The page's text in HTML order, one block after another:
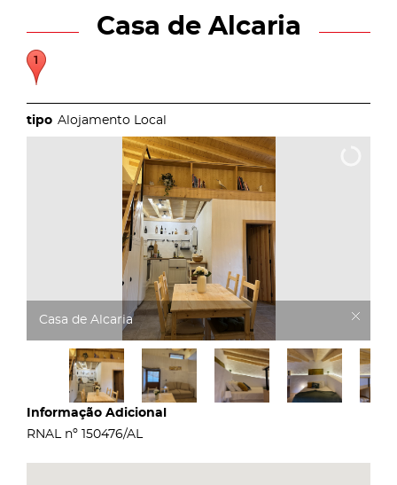
Casa de Alcaria
Alojamento Local
Casa de Alcaria
Informação Adicional
RNAL nº 150476/AL